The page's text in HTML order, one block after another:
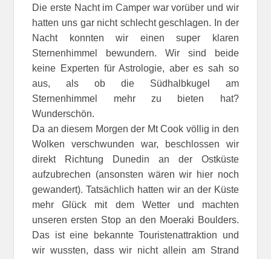
Die erste Nacht im Camper war vorüber und wir
hatten uns gar nicht schlecht geschlagen. In der
Nacht konnten wir einen super klaren
Sternenhimmel bewundern. Wir sind beide
keine Experten für Astrologie, aber es sah so
aus, als ob die Südhalbkugel am
Sternenhimmel mehr zu bieten hat?
Wunderschön.
Da an diesem Morgen der Mt Cook völlig in den
Wolken verschwunden war, beschlossen wir
direkt Richtung Dunedin an der Ostküste
aufzubrechen (ansonsten wären wir hier noch
gewandert). Tatsächlich hatten wir an der Küste
mehr Glück mit dem Wetter und machten
unseren ersten Stop an den Moeraki Boulders.
Das ist eine bekannte Touristenattraktion und
wir wussten, dass wir nicht allein am Strand